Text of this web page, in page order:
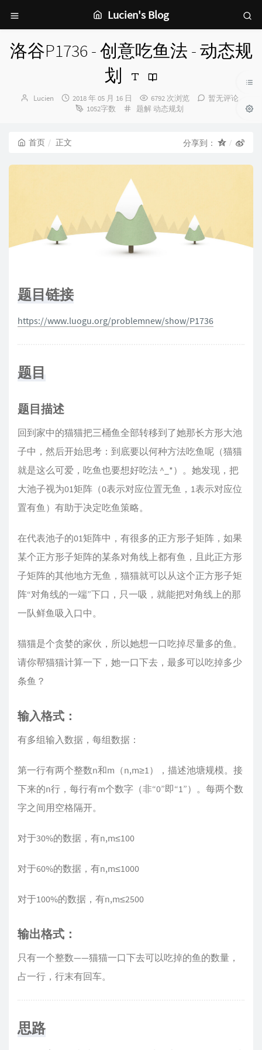
Lucien's Blog
洛谷P1736 - 创意吃鱼法 - 动态规
划
博
Lucien
发
布
2018 年 05 月 16 日 6792 次浏览
暂无评论
1052字数
分
题解 动态规划
首页 正文 分享到：
题目链接
https://www.luogu.org/problemnew/show/P1736
题目
题目描述
回到家中的猫猫把三桶鱼全部转移到了她那长方形大池
子中，然后开始思考：到底要以何种方法吃鱼呢（猫猫
就是这么可爱，吃鱼也要想好吃法 ^_*）。她发现，把
大池子视为01矩阵（0表示对应位置无鱼，1表示对应位
置有鱼）有助于决定吃鱼策略。
在代表池子的01矩阵中，有很多的正方形子矩阵，如果
某个正方形子矩阵的某条对角线上都有鱼，且此正方形
子矩阵的其他地方无鱼，猫猫就可以从这个正方形子矩
阵“对角线的一端”下口，只一吸，就能把对角线上的那
一队鲜鱼吸入口中。
猫猫是个贪婪的家伙，所以她想一口吃掉尽量多的鱼。
请你帮猫猫计算一下，她一口下去，最多可以吃掉多少
条鱼？
输入格式：
有多组输入数据，每组数据：
第一行有两个整数n和m（n,m≥1），描述池塘规模。接
下来的n行，每行有m个数字（非“0”即“1”）。每两个数
字之间用空格隔开。
对于30%的数据，有n,m≤100
对于60%的数据，有n,m≤1000
对于100%的数据，有n,m≤2500
输出格式：
只有一个整数——猫猫一口下去可以吃掉的鱼的数量，
占一行，行末有回车。
思路